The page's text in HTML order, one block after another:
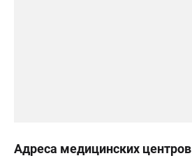
Адреса медицинских центров